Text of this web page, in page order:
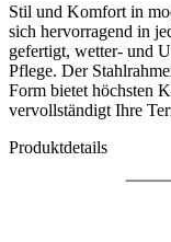
Stil und Komfort in
sich hervorragend in
gefertigt, wetter- und
Pflege. Der
Form bietet höchsten
vervollständigt Ihre
Produktdetails